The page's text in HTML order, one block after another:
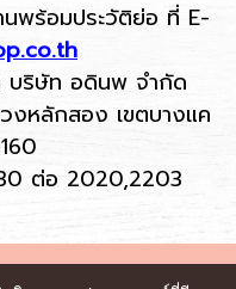
นพร้อมประวัติย่อ ที่ E-
บริษัท อดินพ จำกัด
งหลักสอง เขตบางแค
ต่อ 2020,2203